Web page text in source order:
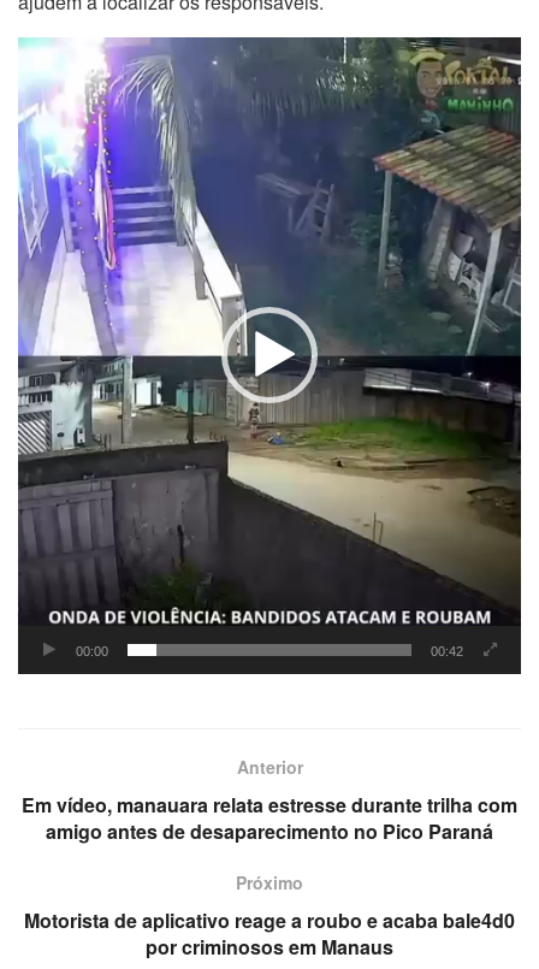
Tocador
de
vídeo
00:00 00:42
Anterior
Em vídeo, manauara relata estresse durante trilha com
amigo antes de desaparecimento no Pico Paraná
Próximo
Motorista de aplicativo reage a roubo e acaba bale4d0
por criminosos em Manaus